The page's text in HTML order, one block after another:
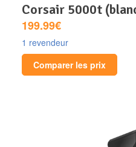
corsair 5000t
199.99€
1 revendeur
Comparer les prix